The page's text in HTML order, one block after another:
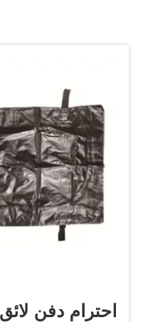
احترام دفن